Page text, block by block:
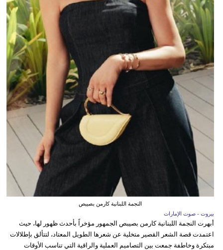
النجمة اللبنانية كارمن بصيبص
بيروت - صوت الإمارات
أبهرت النجمة اللبنانية كارمن بصيبص الجمهور مؤخراً بأحدث ظهور لها، حيث
اعتمدت قصة الشعر القصير متخلية عن شعرها الطويل المعتاد، لتتألق بإطلالات
مبتكرة وخاطفة جمعت بين التصاميم العملية والراقية التي تناسب الأوقات